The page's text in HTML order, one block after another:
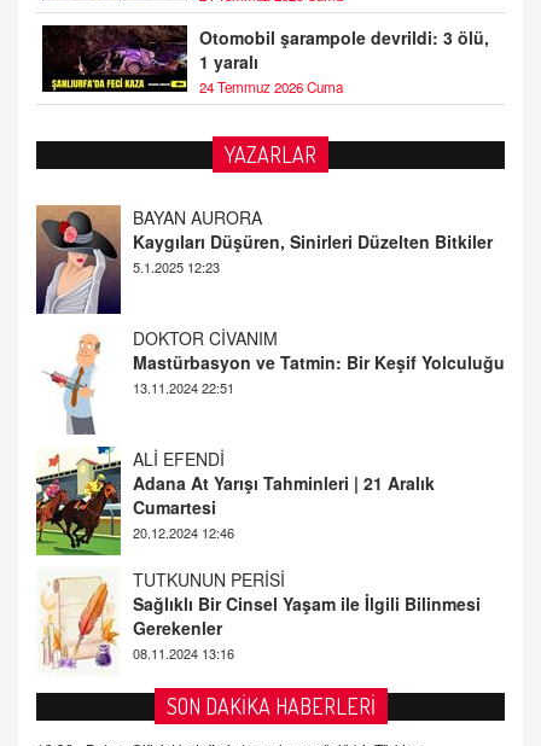
Otomobil şarampole devrildi: 3 ölü,
1 yaralı
24 Temmuz 2026 Cuma
YAZARLAR
DOKTOR CİVANIM
Mastürbasyon ve Tatmin: Bir Keşif Yolculuğu
13.11.2024 22:51
ALİ EFENDİ
Adana At Yarışı Tahminleri | 21 Aralık
Cumartesi
TUTKUNUN PERİSİ
Sağlıklı Bir Cinsel Yaşam ile İlgili Bilinmesi
Gerekenler
08.11.2024 13:16
FARUK ÖNALAN
Tezkere Onaylanmasaydı…
2 Kasım 2021 Salı 00:11
AV. DOĞAN CAN DOĞAN
Kişisel verilerin korunması ve dijital hukukun
SON DAKİKA HABERLERİ